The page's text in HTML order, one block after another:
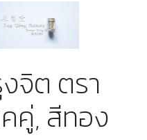
จิต ตรา
คู่, สีทอง